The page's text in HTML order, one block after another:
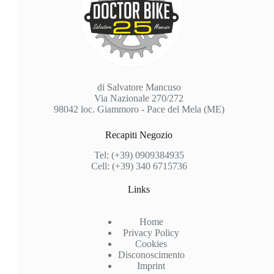
di Salvatore Mancuso
Via Nazionale 270/272
98042 loc. Giammoro - Pace del Mela (ME)
Recapiti Negozio
Tel: (+39) 0909384935
Cell: (+39) 340 6715736
Links
Home
Privacy Policy
Cookies
Disconoscimento
Imprint